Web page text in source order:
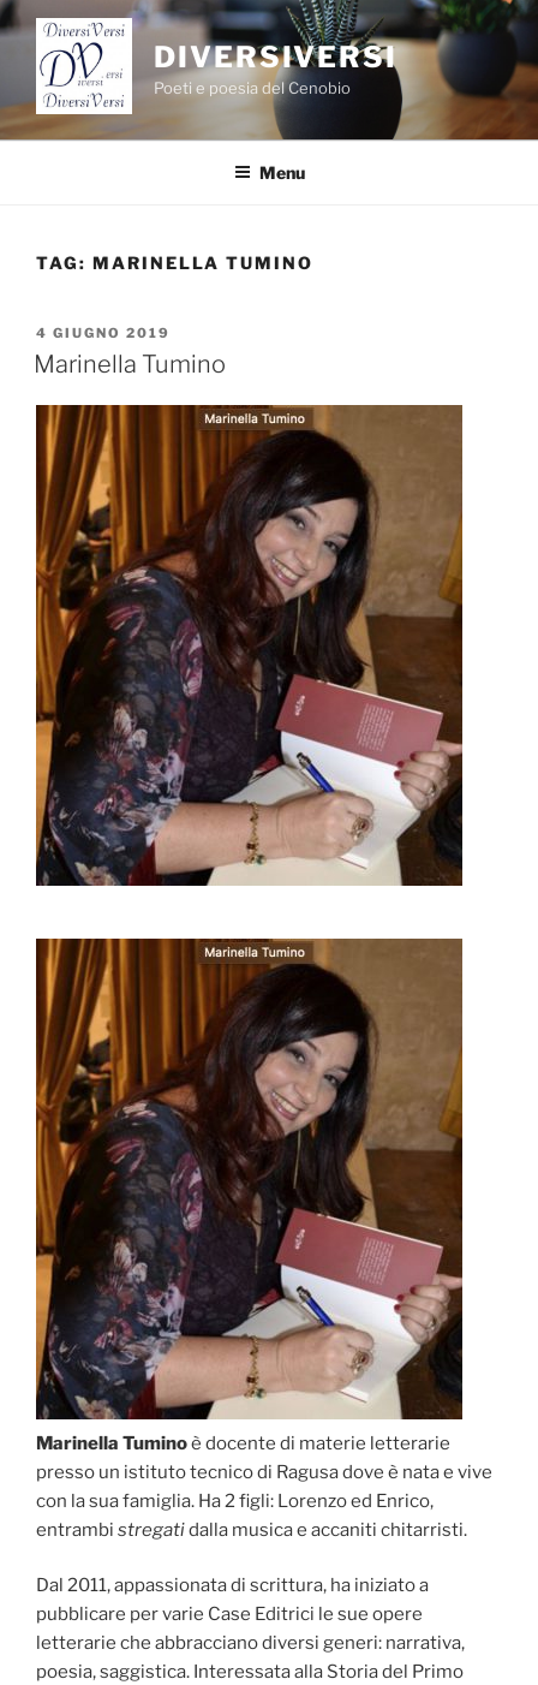
Salta
al
contenuto
DIVERSIVERSI
Poeti e poesia del Cenobio
Menu
TAG: MARINELLA TUMINO
PUBBLICATO
IL
4 GIUGNO 2019
Marinella Tumino
Marinella Tuminoè docente di materie letterarie
presso un istituto tecnico di Ragusa dove è nata e vive
con la sua famiglia. Ha 2 figli: Lorenzo ed Enrico,
entrambi stregatidalla musica e accaniti chitarristi.
Dal 2011, appassionata di scrittura, ha iniziato a
pubblicare per varie Case Editrici le sue opere
letterarie che abbracciano diversi generi: narrativa,
poesia, saggistica. Interessata alla Storia del Primo